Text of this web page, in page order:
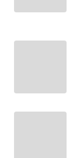
WN
KALBAR